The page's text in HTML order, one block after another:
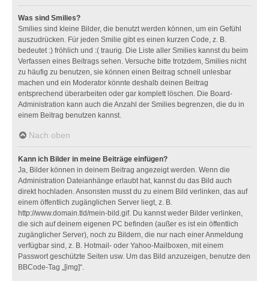
Was sind Smilies?
Smilies sind kleine Bilder, die benutzt werden können, um ein Gefühl
auszudrücken. Für jeden Smilie gibt es einen kurzen Code, z. B.
bedeutet :) fröhlich und :( traurig. Die Liste aller Smilies kannst du beim
Verfassen eines Beitrags sehen. Versuche bitte trotzdem, Smilies nicht
zu häufig zu benutzen, sie können einen Beitrag schnell unlesbar
machen und ein Moderator könnte deshalb deinen Beitrag
entsprechend überarbeiten oder gar komplett löschen. Die Board-
Administration kann auch die Anzahl der Smilies begrenzen, die du in
einem Beitrag benutzen kannst.
Nach oben
Kann ich Bilder in meine Beiträge einfügen?
Ja, Bilder können in deinem Beitrag angezeigt werden. Wenn die
Administration Dateianhänge erlaubt hat, kannst du das Bild auch
direkt hochladen. Ansonsten musst du zu einem Bild verlinken, das auf
einem öffentlich zugänglichen Server liegt, z. B.
http://www.domain.tld/mein-bild.gif. Du kannst weder Bilder verlinken,
die sich auf deinem eigenen PC befinden (außer es ist ein öffentlich
zugänglicher Server), noch zu Bildern, die nur nach einer Anmeldung
verfügbar sind, z. B. Hotmail- oder Yahoo-Mailboxen, mit einem
Passwort geschützte Seiten usw. Um das Bild anzuzeigen, benutze den
BBCode-Tag „[img]“.